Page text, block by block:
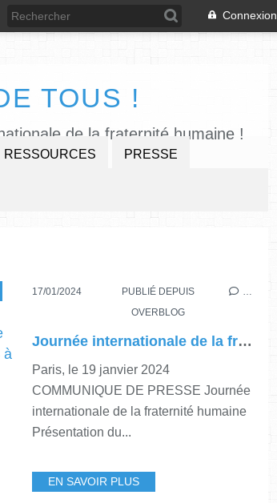
Connexion
TOUS !
de la fraternité humaine !
RESSOURCES PRESSE
COMMUNIQUE
17/01/2024
PUBLIÉ DEPUIS
OVERBLOG
…
Journée internationale de la fraternité humaine, invitation à une conférence de presse suivie d'un déjeuner le 31 janvier 2024 à 12h, à la Maison de la Conversation - 12 Rue Maurice Grimaud, 75018 Paris
Paris, le 19 janvier 2024
COMMUNIQUE DE PRESSE Journée
internationale de la fraternité humaine
Présentation du...
EN SAVOIR PLUS